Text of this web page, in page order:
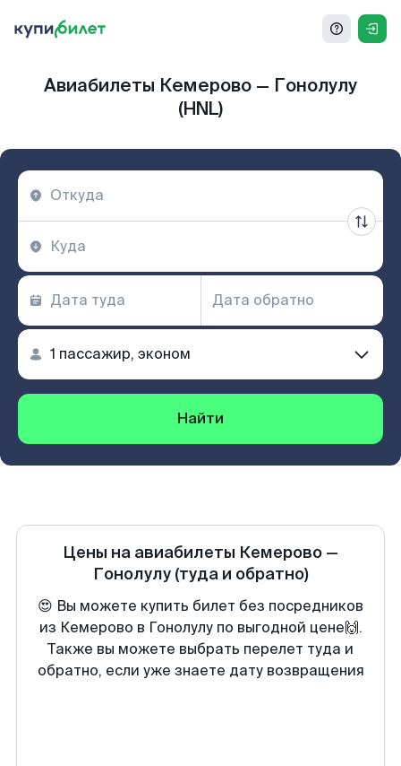
Авиабилеты Кемерово — Гонолулу
(HNL)
Найти
Цены на авиабилеты Кемерово —
Гонолулу (туда и обратно)
😍 Вы можете купить билет без посредников
из Кемерово в Гонолулу по выгодной цене🙌.
Также вы можете выбрать перелет туда и
обратно, если уже знаете дату возвращения